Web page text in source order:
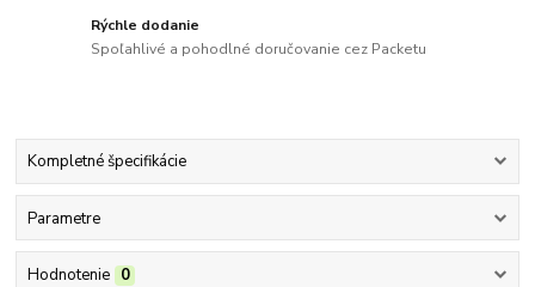
Rýchle dodanie
Spoľahlivé a pohodlné doručovanie cez Packetu
Kompletné špecifikácie
Parametre
Hodnotenie 0